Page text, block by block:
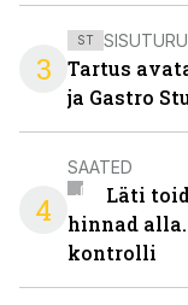
3
ST
Tartus
ja Gastro
4
SAATED
Läti
hinnad
kontrolli